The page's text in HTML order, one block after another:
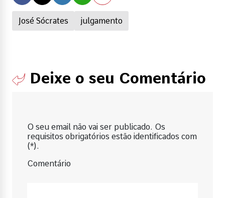
José Sócrates julgamento
Deixe o seu Comentário
O seu email não vai ser publicado. Os
requisitos obrigatórios estão identificados com
(*).
Comentário